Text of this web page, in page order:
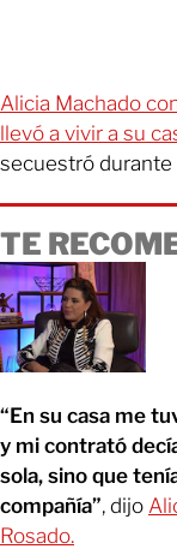
Alicia Machado
llevó a vivir a su
secuestró durante
TE
“En su casa me
y mi contrató
sola, sino que
compañía”, dijo
Rosado.